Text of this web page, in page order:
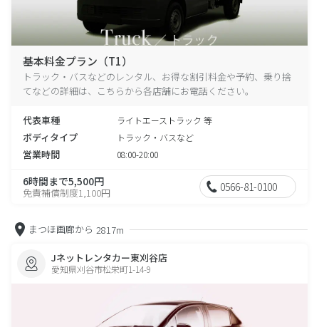
基本料金プラン（T1）
トラック・バスなどのレンタル、お得な割引料金や予約、乗り捨
てなどの詳細は、こちらから各店舗にお電話ください。
代表車種 ライトエーストラック 等
ボディタイプ トラック・バスなど
営業時間 08:00-20:00
6時間まで5,500円
免責補償制度1,100円 0566-81-0100
まつほ画廊から 2817m
Jネットレンタカー東刈谷店
愛知県刈谷市松栄町1-14-9